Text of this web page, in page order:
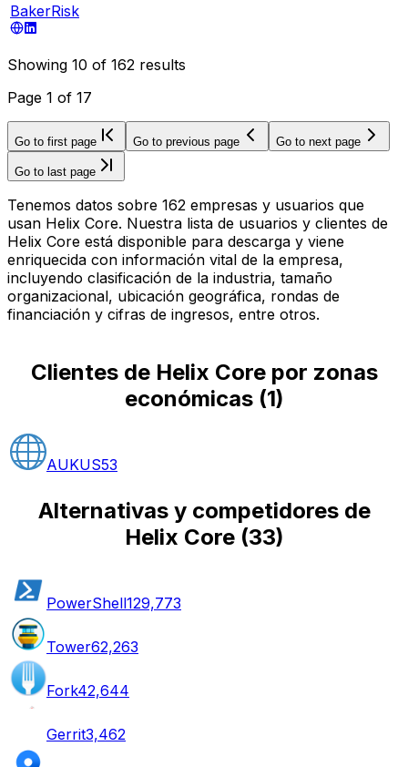
BakerRisk
Showing 10 of 162 results
Page 1 of 17
Go to first page Go to previous page Go to next page
Go to last page
Tenemos datos sobre 162 empresas y usuarios que
usan Helix Core. Nuestra lista de usuarios y clientes de
Helix Core está disponible para descarga y viene
enriquecida con información vital de la empresa,
incluyendo clasificación de la industria, tamaño
organizacional, ubicación geográfica, rondas de
financiación y cifras de ingresos, entre otros.
Clientes de Helix Core por zonas
económicas(1)
AUKUS53
Alternativas y competidores de
Helix Core(33)
PowerShell129,773
Tower62,263
Fork42,644
Gerrit3,462